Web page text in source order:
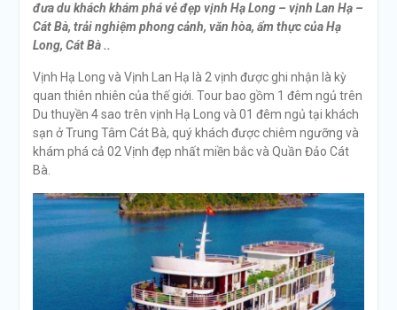
đưa du khách khám phá vẻ đẹp vịnh Hạ Long – vịnh Lan Hạ –
Cát Bà, trải nghiệm phong cảnh, văn hòa, ẩm thực của Hạ
Long, Cát Bà ..
Vịnh Hạ Long và Vịnh Lan Hạ là 2 vịnh được ghi nhận là kỳ
quan thiên nhiên của thế giới. Tour bao gồm 1 đêm ngủ trên
Du thuyền 4 sao trên vịnh Hạ Long và 01 đêm ngủ tại khách
sạn ở Trung Tâm Cát Bà, quý khách được chiêm ngưỡng và
khám phá cả 02 Vịnh đẹp nhất miền bắc và Quần Đảo Cát
Bà.